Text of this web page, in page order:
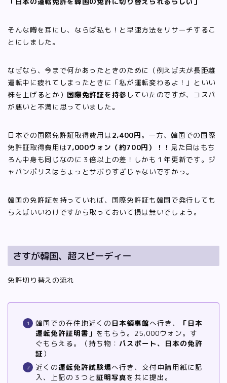
そんな噂を耳にし、ならば私も！と早速方法をリサーチするこ
とにしました。
なぜなら、今まで何かあったときのために（例えば夫が長距離
運転中に疲れてしまったときに「私が運転変わるよ！」といい
株を上げるとか） 国際免許証を持参 していたのですが、コスパ
が悪いと不満に思っていました。
日本での国際免許証取得費用は 2,400円。一方、韓国での国際
免許証取得費用は7,000ウォン（約700円）！！ 見た目はもち
ろん中身も同じなのに３倍以上の差！しかも１年更新です。ジ
ャパンポリスはちょっとサボりすぎじゃないですかっ。
韓国の免許証を持っていれば、国際免許証も韓国で発行しても
らえばいいわけですから取っておいて損は無いでしょう。
さすが韓国、超スピーディー
免許切り替えの流れ
韓国での在住地近くの 日本領事館へ行き、
「日本
運転免許証明書」 をもらう。25,000ウォン。す
ぐもらえる。（持ち物： パスポート、日本の免許
証 ）
近くの運転免許試験場へ行き、交付申請用紙に記
入、上記の３つと 証明写真を共に提出。